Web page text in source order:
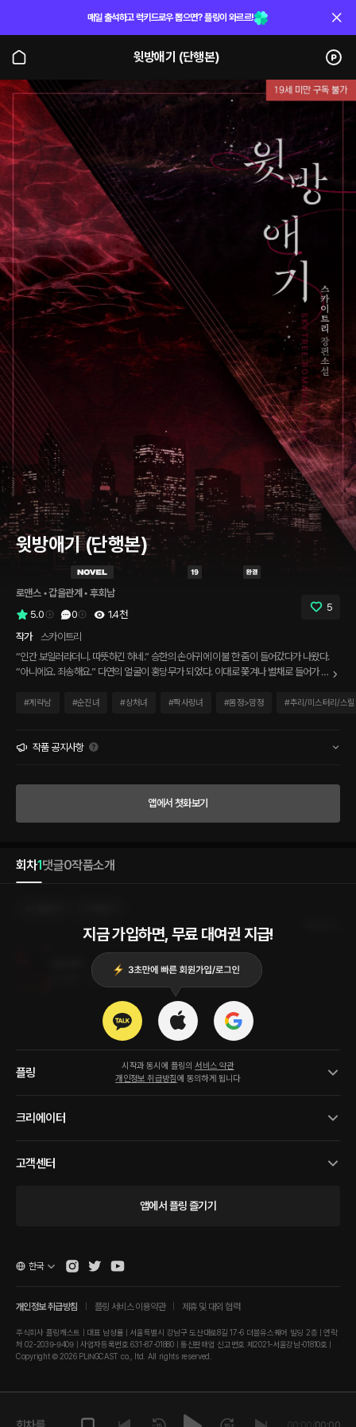
매일 출석하고 럭키드로우 뽑으면? 플링이 와르르!
윗방애기 (단행본)
윗방애기 (단행본)
로맨스 • 갑을관계 • 후회남
5.0
0 1.4천
5
작가
스카이트리
“인간 보일러라더니. 따뜻하긴 하네.” 승한의 손아귀에 이불 한 줌이 들어갔다가 나왔다.
“아니에요. 죄송해요.” 다연의 얼굴이 홍당무가 되었다. 이대로 쫓겨나 별채로 들어가 숨
슬슬 뒤로 갔다. 비참한 심정이 되어 가슴이 무너질 것 같았다. “벗어 봐. 알몸으로 데워
이를 겨우 걸친 채 일어서지도 앉지도 못하고 안절부절못했다. “…….” 눈물이 그렁그렁
서 눈물이 툭 떨어졌다. 승한이 그녀의 뒤에서 무릎을 세워 내려다봤다. “어차피 윗방애
기로 왔으면 다 알 거 아니야. 신 여사가 그런 것도 안 가르쳤어?” 다연이 고개를 저었다.
#계략남 #순진녀 #상처녀 #짝사랑녀 #몸정>맘정 #추리/미스터리/스
작품 공지사항
앱에서 첫화보기
회차1댓글0작품소개
지금 가입하면, 무료 대여권 지급!
시작과 동시에 플링의 서비스 약관
개인정보 취급방침에 동의하게 됩니다
2023.09.22
플링
크리에이터
고객센터
앱에서 플링 즐기기
개인정보 취급방침 플링 서비스 이용약관 제휴 및 대외 협력
주식회사 플링캐스트 | 대표 남성률 | 서울특별시 강남구 도산대로8길 17-6 더블유스퀘어 빌딩 2층 | 연락
처 02-2039-9409 | 사업자등록번호 631-87-01880 | 통신판매업 신고번호 제2021-서울강남-01810호 |
Copyright © 2026 PLINGCAST co., ltd. All rights reserved.
한국